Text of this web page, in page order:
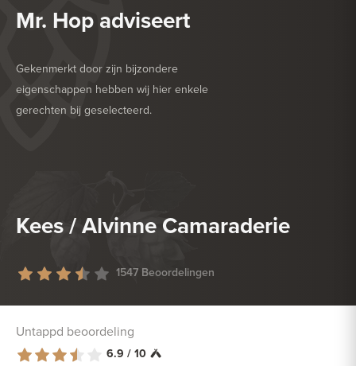
Mr. Hop adviseert
Gekenmerkt door zijn bijzondere
eigenschappen hebben wij hier enkele
gerechten bij geselecteerd.
HEERLIJK BIJ
Kees / Alvinne Camaraderie
1547 Beoordelingen
Untappd beoordeling
6.9 / 10